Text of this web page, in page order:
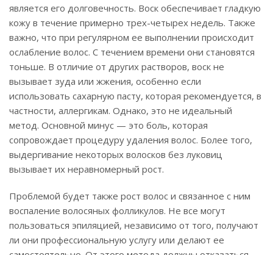
является его долговечность. Воск обеспечивает гладкую
кожу в течение примерно трех-четырех недель. Также
важно, что при регулярном ее выполнении происходит
ослабление волос. С течением времени они становятся
тоньше. В отличие от других растворов, воск не
вызывает зуда или жжения, особенно если
использовать сахарную пасту, которая рекомендуется, в
частности, аллергикам. Однако, это не идеальный
метод. Основной минус — это боль, которая
сопровождает процедуру удаления волос. Более того,
выдергивание некоторых волосков без луковиц
вызывает их неравномерный рост.
Проблемой будет также рост волос и связанное с ним
воспаление волосяных фолликулов. Не все могут
пользоваться эпиляцией, независимо от того, получают
ли они профессиональную услугу или делают ее